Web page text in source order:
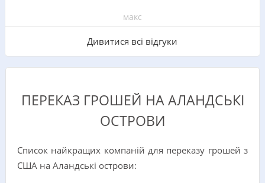
макс
Дивитися всі відгуки
ПЕРЕКАЗ ГРОШЕЙ НА АЛАНДСЬКІ
ОСТРОВИ
Список найкращих компаній для переказу грошей з
США на Аландські острови: